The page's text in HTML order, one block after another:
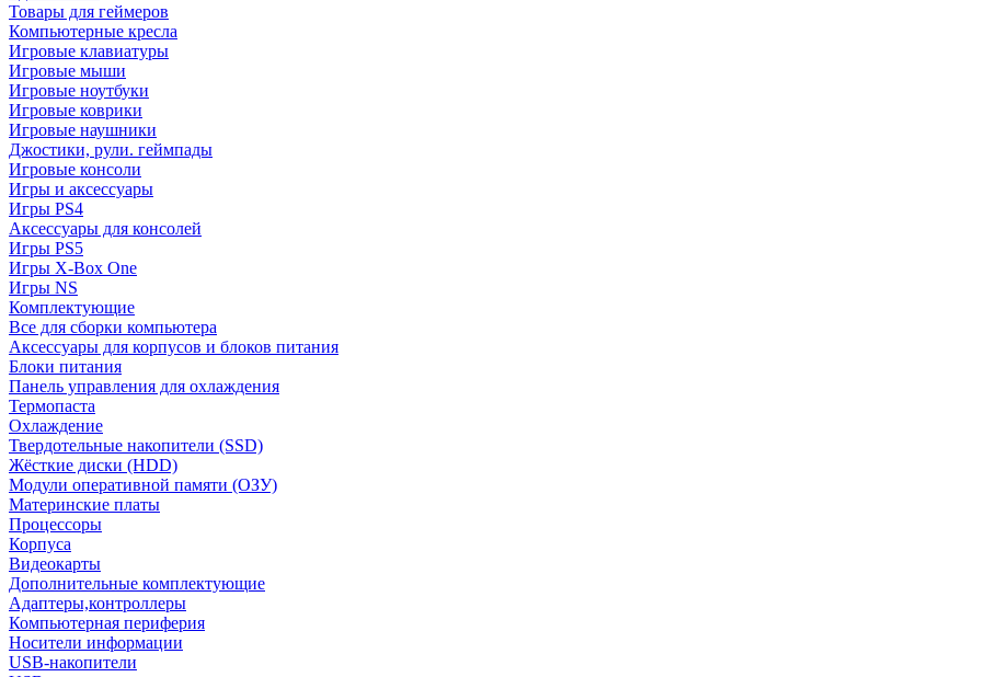
Товары для геймеров
Компьютерные кресла
Игровые клавиатуры
Игровые мыши
Игровые ноутбуки
Игровые коврики
Игровые наушники
Джостики, рули. геймпады
Игровые консоли
Игры и аксессуары
Игры PS4
Аксессуары для консолей
Игры PS5
Игры X-Box One
Игры NS
Комплектующие
Все для сборки компьютера
Аксессуары для корпусов и блоков питания
Блоки питания
Панель управления для охлаждения
Термопаста
Охлаждение
Твердотельные накопители (SSD)
Жёсткие диски (HDD)
Модули оперативной памяти (ОЗУ)
Материнские платы
Процессоры
Корпуса
Видеокарты
Дополнительные комплектующие
Адаптеры,контроллеры
Компьютерная периферия
Носители информации
USB-накопители